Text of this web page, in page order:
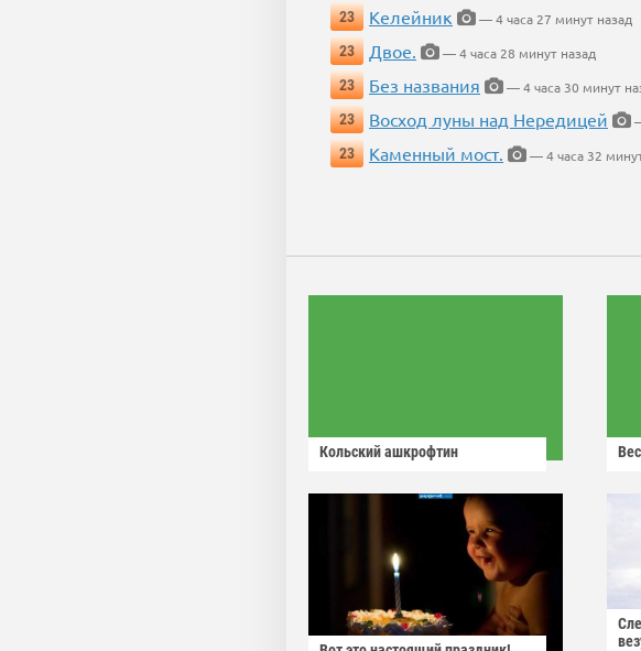
23
Келейник
— 4 часа 27 минут назад
23
Двое.
— 4 часа 28 минут назад
23
Без названия
— 4 часа 30 минут
23
Восход луны над Нередицей
23
Каменный мост. — 4 часа 32
Кольский ашкрофтин